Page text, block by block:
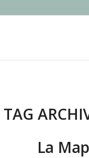
TAG
La